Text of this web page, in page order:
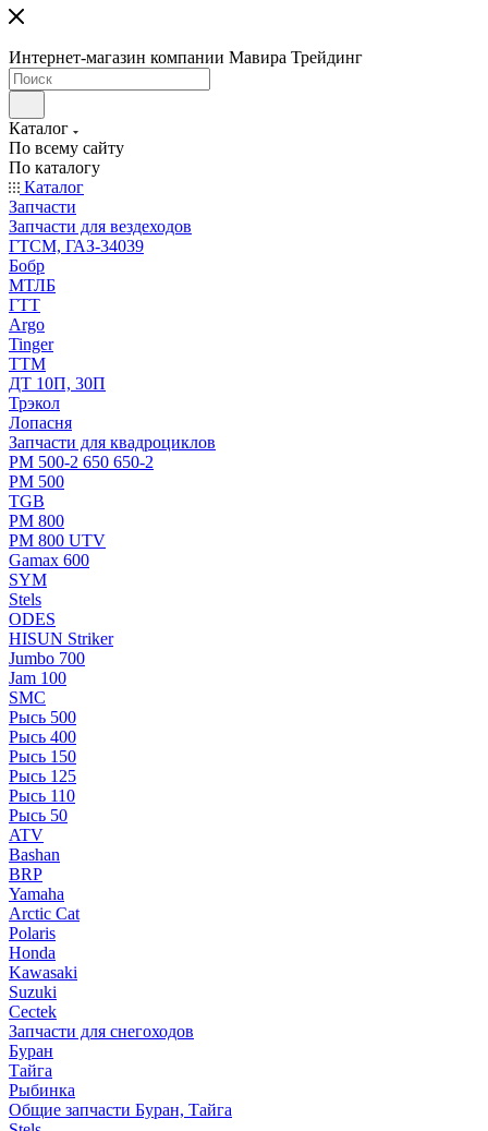
Интернет-магазин компании Мавира Трейдинг
Каталог
По всему сайту
По каталогу
Каталог
Запчасти
Запчасти для вездеходов
ГТСМ, ГАЗ-34039
Бобр
МТЛБ
ГТТ
Argo
Tinger
ТТМ
ДТ 10П, 30П
Трэкол
Лопасня
Запчасти для квадроциклов
РМ 500-2 650 650-2
РМ 500
TGB
РМ 800
РМ 800 UTV
Gamax 600
SYM
Stels
ОDЕS
HISUN Striker
Jumbo 700
Jam 100
SMC
Рысь 500
Рысь 400
Рысь 150
Рысь 125
Рысь 110
Рысь 50
ATV
Bashan
BRP
Yamaha
Arctic Cat
Polaris
Honda
Kawasaki
Suzuki
Cectek
Запчасти для снегоходов
Буран
Тайга
Рыбинка
Общие запчасти Буран, Тайга